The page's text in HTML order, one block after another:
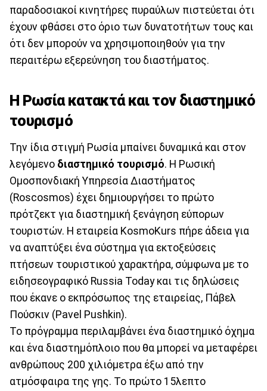
παραδοσιακοί κινητήρες πυραύλων πιστεύεται ότι
έχουν φθάσει στο όριο των δυνατοτήτων τους και
ότι δεν μπορούν να χρησιμοποιηθούν για την
περαιτέρω εξερεύνηση του διαστήματος.
Η Ρωσία κατακτά και τον διαστημικό
τουρισμό
Την ίδια στιγμή Ρωσία μπαίνει δυναμικά και στον
λεγόμενο διαστημικό τουρισμό. Η Ρωσική
Ομοσπονδιακή Υπηρεσία Διαστήματος
(Roscosmos) έχει δημιουργήσει το πρώτο
πρότζεκτ για διαστημική ξενάγηση εύπορων
τουριστών. Η εταιρεία KosmoKurs πήρε άδεια για
να αναπτύξει ένα σύστημα για εκτοξεύσεις
πτήσεων τουριστικού χαρακτήρα, σύμφωνα με το
ειδησεογραφικό Russia Today και τις δηλώσεις
που έκανε ο εκπρόσωπος της εταιρείας, Πάβελ
Πούσκιν (Pavel Pushkin).
Το πρόγραμμα περιλαμβάνει ένα διαστημικό όχημα
και ένα διαστημόπλοιο που θα μπορεί να μεταφέρει
ανθρώπους 200 χιλιόμετρα έξω από την
ατμόσφαιρα της γης. Το πρώτο 15λεπτο